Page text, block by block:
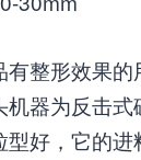
整形效果
器为反击
好，它的